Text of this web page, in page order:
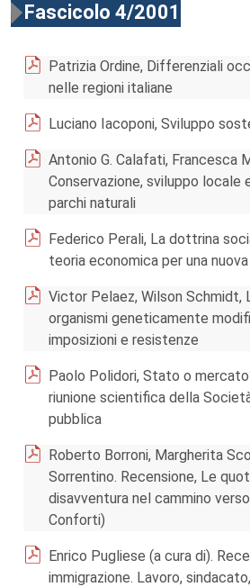
Fascicolo 4/2001
Patrizia Ordine, Differenziali
nelle regioni italiane
Luciano Iacoponi, Sviluppo
Antonio G. Calafati, Francesca
Conservazione, sviluppo locale
parchi naturali
Federico Perali, La dottrina
teoria economica per una
Victor Pelaez, Wilson Schmidt,
organismi geneticamente
imposizioni e resistenze
Paolo Polidori, Stato o
riunione scientifica della
pubblica
Roberto Borroni, Margherita
Sorrentino. Recensione, Le
disavventura nel cammino
Conforti)
Enrico Pugliese (a cura di).
immigrazione. Lavoro,